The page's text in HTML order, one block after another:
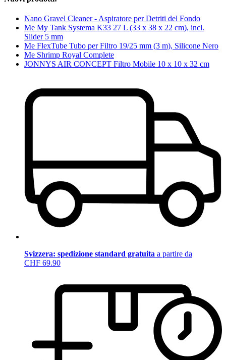
Nano Gravel Cleaner - Aspiratore per Detriti del Fondo
Me My Tank Systema K33 27 L (33 x 38 x 22 cm), incl.
Slider 5 mm
Me FlexTube Tubo per Filtro 19/25 mm (3 m), Silicone Nero
Me Shrimp Royal Complete
JONNYS AIR CONCEPT Filtro Mobile 10 x 10 x 32 cm
Svizzera: spedizione standard gratuita a partire da
CHF 69.90